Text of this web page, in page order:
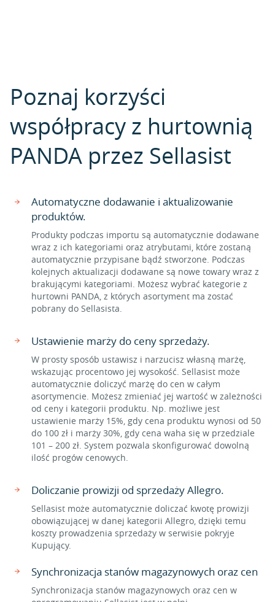
Poznaj korzyści
współpracy z hurtownią
PANDA przez Sellasist
Automatyczne dodawanie i aktualizowanie
produktów.
Produkty podczas importu są automatycznie dodawane
wraz z ich kategoriami oraz atrybutami, które zostaną
automatycznie przypisane bądź stworzone. Podczas
kolejnych aktualizacji dodawane są nowe towary wraz z
brakującymi kategoriami. Możesz wybrać kategorie z
hurtowni PANDA, z których asortyment ma zostać
pobrany do Sellasista.
Ustawienie marży do ceny sprzedaży.
W prosty sposób ustawisz i narzucisz własną marżę,
wskazując procentowo jej wysokość. Sellasist może
automatycznie doliczyć marżę do cen w całym
asortymencie. Możesz zmieniać jej wartość w zależności
od ceny i kategorii produktu. Np. możliwe jest
ustawienie marży 15%, gdy cena produktu wynosi od 50
do 100 zł i marży 30%, gdy cena waha się w przedziale
101 – 200 zł. System pozwala skonfigurować dowolną
ilość progów cenowych.
Doliczanie prowizji od sprzedaży Allegro.
Sellasist może automatycznie doliczać kwotę prowizji
obowiązującej w danej kategorii Allegro, dzięki temu
koszty prowadzenia sprzedaży w serwisie pokryje
Kupujący.
Synchronizacja stanów magazynowych oraz cen
Synchronizacja stanów magazynowych oraz cen w